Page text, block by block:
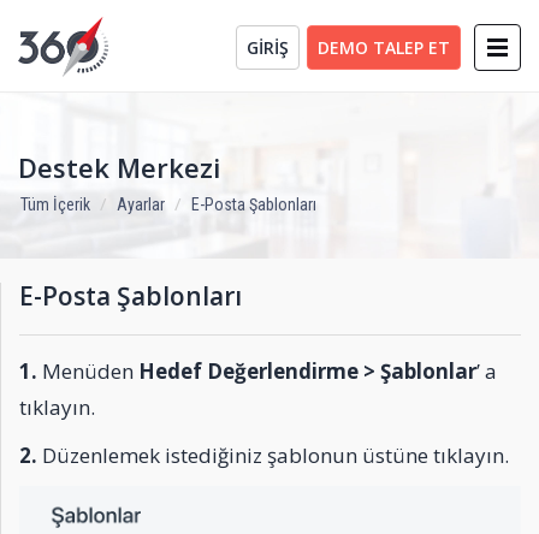
GİRİŞ DEMO TALEP ET
Destek Merkezi
Tüm İçerik Ayarlar E-Posta Şablonları
E-Posta Şablonları
1. Menüden Hedef Değerlendirme > Şablonlar’ a
tıklayın.
2. Düzenlemek istediğiniz şablonun üstüne tıklayın.